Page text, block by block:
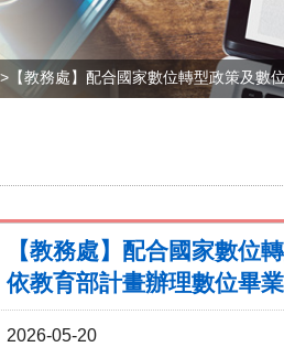
>【教務處】配合國家數位轉型政策及數
【教務處】配合國家數位
依教育部計畫辦理數位畢
2026-05-20